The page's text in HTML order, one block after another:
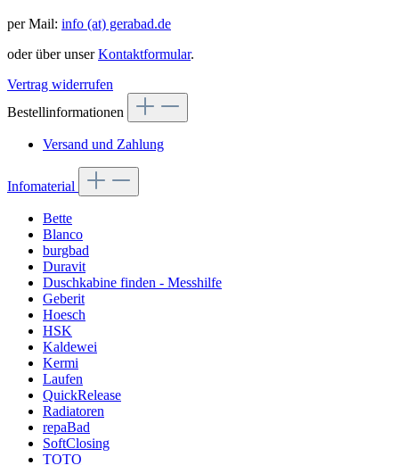
per Mail: info (at) gerabad.de
oder über unserKontaktformular.
Vertrag widerrufen
Bestellinformationen
Versand und Zahlung
Infomaterial
Bette
Blanco
burgbad
Duravit
Duschkabine finden - Messhilfe
Geberit
Hoesch
HSK
Kaldewei
Kermi
Laufen
QuickRelease
Radiatoren
repaBad
SoftClosing
TOTO